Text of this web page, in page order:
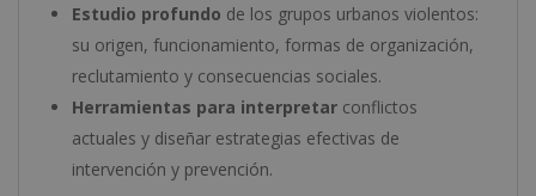
Estudio profundo de los grupos urbanos violentos:
su origen, funcionamiento, formas de organización,
reclutamiento y consecuencias sociales.
Herramientas para interpretar conflictos
actuales y diseñar estrategias efectivas de
intervención y prevención.